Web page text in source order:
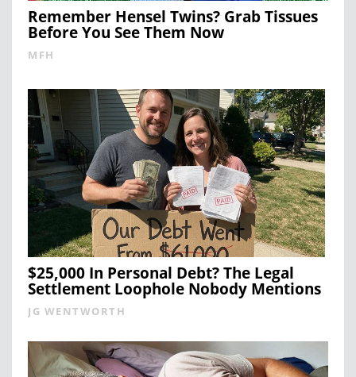
Remember Hensel Twins? Grab Tissues
Before You See Them Now
MFH
$25,000 In Personal Debt? The Legal
Settlement Loophole Nobody Mentions
JG WENTWORTH